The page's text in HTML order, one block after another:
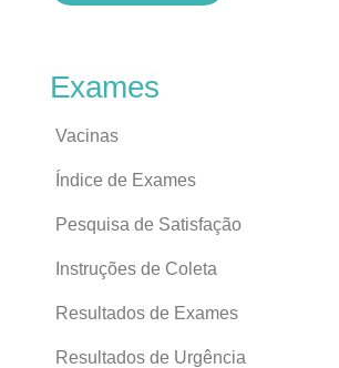
Exames
Vacinas
Índice de Exames
Pesquisa de Satisfação
Instruções de Coleta
Resultados de Exames
Resultados de Urgência